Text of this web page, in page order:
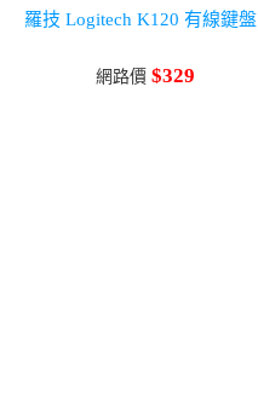
羅技 Logitech K120 有線鍵盤
網路價 $329